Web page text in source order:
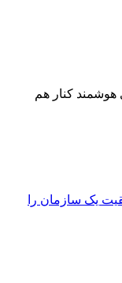
کنار هم
سازمان را